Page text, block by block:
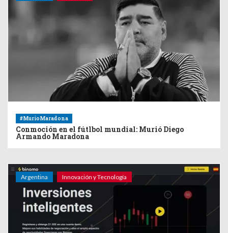
#MurioMaradona
Conmoción en el fútlbol mundial: Murió Diego
Armando Maradona
Argentina Innovación y Tecnología